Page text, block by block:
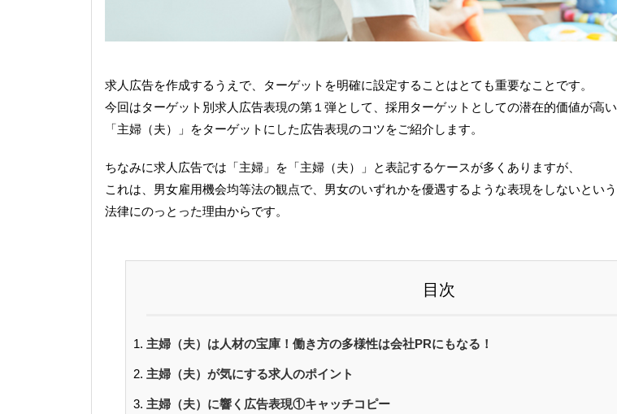
求人広告を作成するうえで、ターゲットを明確に設定することはとても重要なことです。
今回はターゲット別求人広告表現の第１弾として、採用ターゲットとしての潜在的価値が高い
「主婦（夫）」をターゲットにした広告表現のコツをご紹介します。
ちなみに求人広告では「主婦」を「主婦（夫）」と表記するケースが多くありますが、
これは、男女雇用機会均等法の観点で、男女のいずれかを優遇するような表現をしないという
法律にのっとった理由からです。
目次
主婦（夫）は人材の宝庫！働き方の多様性は会社PRにもなる！
主婦（夫）が気にする求人のポイント
主婦（夫）に響く広告表現①キャッチコピー